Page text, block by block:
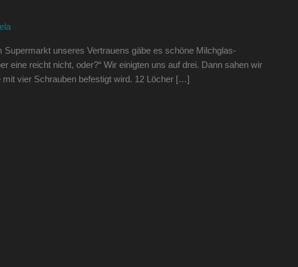
unseres Vertrauens gäbe es schöne Milchglas-
eine reicht nicht, oder?“ Wir einigten uns auf drei. Dann sahen wir
vier Schrauben befestigt wird. 12 Löcher […]